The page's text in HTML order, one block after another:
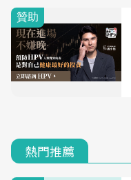
熱門推薦